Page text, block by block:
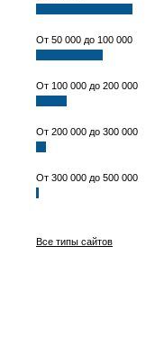
От 50 000 до 100 000
От 100 000 до 200 000
От 200 000 до 300 000
От 300 000 до 500 000
Все типы сайтов